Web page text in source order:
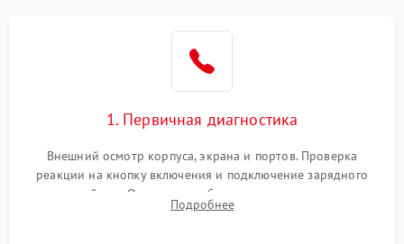
1. Первичная диагностика
Внешний осмотр корпуса, экрана и портов. Проверка
реакции на кнопку включения и подключение зарядного
устройства. Оценка потребления тока с помощью
лабораторного блока питания для локализации проблемы.
Подробнее